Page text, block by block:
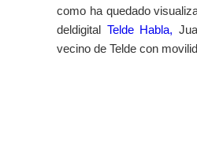
como ha quedado
deldigital Telde Habla,
vecino de Telde con